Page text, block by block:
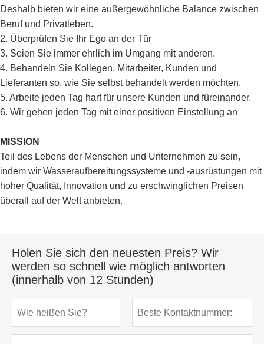
Deshalb bieten wir eine außergewöhnliche Balance zwischen
Beruf und Privatleben.
2. Überprüfen Sie Ihr Ego an der Tür
3. Seien Sie immer ehrlich im Umgang mit anderen.
4. Behandeln Sie Kollegen, Mitarbeiter, Kunden und
Lieferanten so, wie Sie selbst behandelt werden möchten.
5. Arbeite jeden Tag hart für unsere Kunden und füreinander.
6. Wir gehen jeden Tag mit einer positiven Einstellung an
MISSION
Teil des Lebens der Menschen und Unternehmen zu sein,
indem wir Wasseraufbereitungssysteme und -ausrüstungen mit
hoher Qualität, Innovation und zu erschwinglichen Preisen
überall auf der Welt anbieten.
Holen Sie sich den neuesten Preis? Wir
werden so schnell wie möglich antworten
(innerhalb von 12 Stunden)